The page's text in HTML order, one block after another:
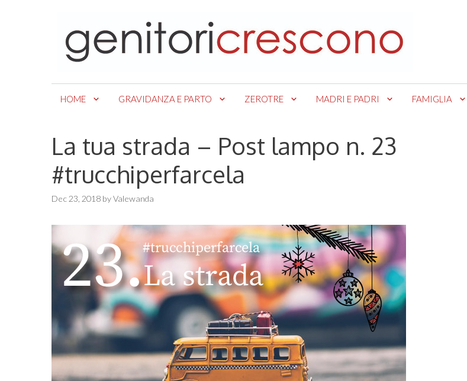
HOME GRAVIDANZA E PARTO ZEROTRE MADRI E PADRI FAMIGLIA
La tua strada – Post lampo n. 23
#trucchiperfarcela
Dec 23, 2018 byValewanda